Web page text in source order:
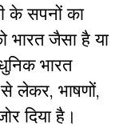
के सपनों का
भारत जैसा है या
भारत
लेकर, भाषणों,
दिया है।